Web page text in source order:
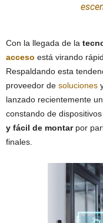
Con la llegada de la
acceso está virando
Respaldando esta
proveedor de soluciones
lanzado recientemente
constando de dispositivos
y fácil de montarpor
finales.